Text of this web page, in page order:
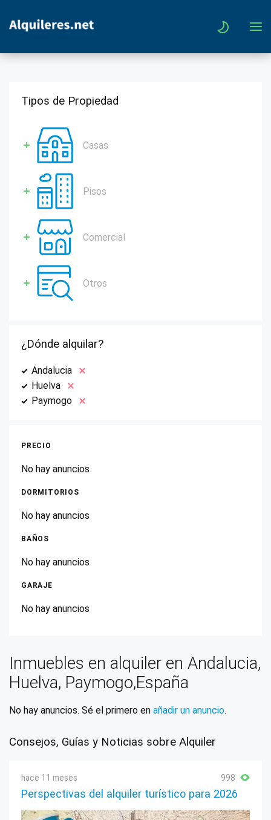
Tipos de Propiedad
Casas
Pisos
Comercial
Otros
¿Dónde alquilar?
Andalucia
Huelva
Paymogo
PRECIO
No hay anuncios
DORMITORIOS
No hay anuncios
BAÑOS
No hay anuncios
GARAJE
No hay anuncios
Inmuebles en alquiler en Andalucia,
Huelva, Paymogo,España
No hay anuncios. Sé el primero en añadir un anuncio.
Consejos, Guías y Noticias sobre Alquiler
hace 11 meses 998
Perspectivas del alquiler turístico para 2026